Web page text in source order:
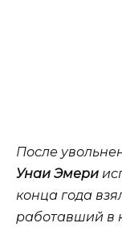
После
Унаи Эмери
конца года
работавший в